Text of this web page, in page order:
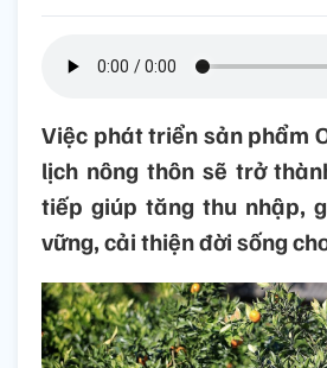
Việc phát triển sản phẩm
lịch nông thôn sẽ trở
tiếp giúp tăng thu nhập,
vững, cải thiện đời sống